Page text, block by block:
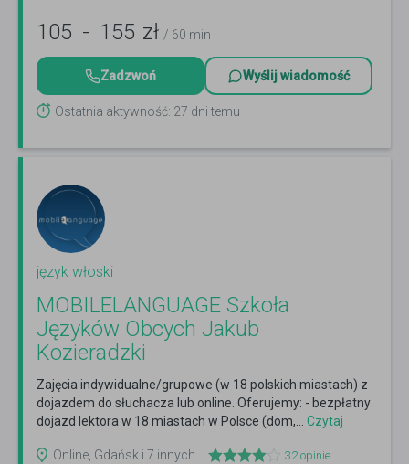
105 - 155 zł / 60 min
Zadzwoń Wyślij wiadomość
Ostatnia aktywność: 27 dni temu
język włoski
MOBILELANGUAGE Szkoła
Języków Obcych Jakub
Kozieradzki
Zajęcia indywidualne/grupowe (w 18 polskich miastach) z
dojazdem do słuchacza lub online. Oferujemy: - bezpłatny
dojazd lektora w 18 miastach w Polsce (dom,... Czytaj
Online, Gdańsk i 7 innych
32opinie